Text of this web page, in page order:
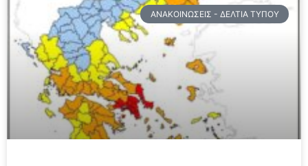
ΑΝΑΚΟΙΝΏΣΕΙΣ - ΔΕΛΤΊΑ ΤΎΠΟΥ